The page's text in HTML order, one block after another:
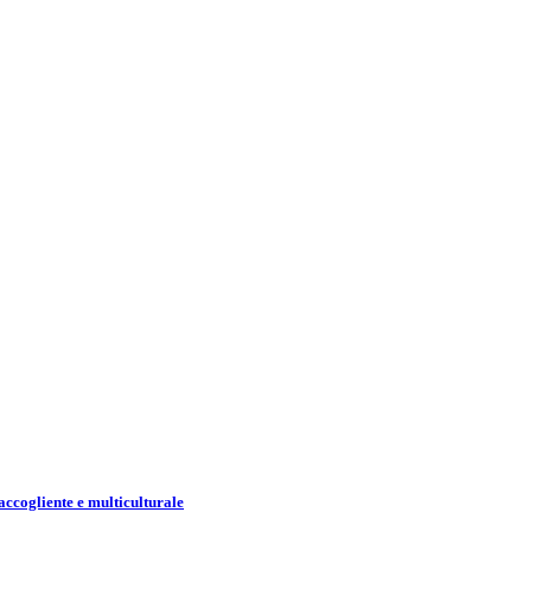
e multiculturale